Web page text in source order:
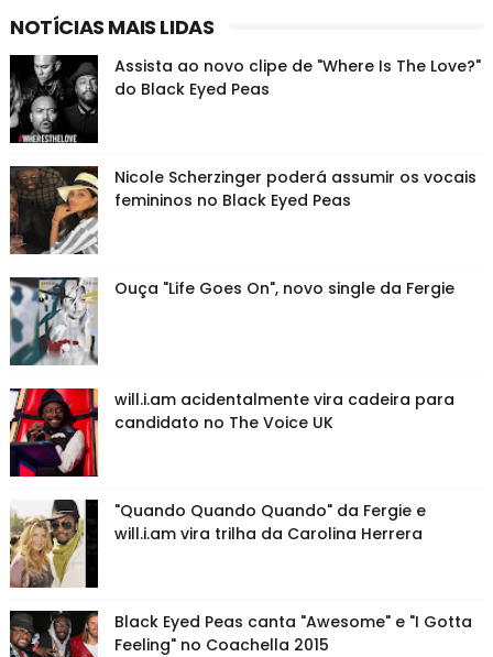
NOTÍCIAS MAIS LIDAS
Assista ao novo clipe de "Where Is The Love?"
do Black Eyed Peas
Nicole Scherzinger poderá assumir os vocais
femininos no Black Eyed Peas
Ouça "Life Goes On", novo single da Fergie
will.i.am acidentalmente vira cadeira para
candidato no The Voice UK
"Quando Quando Quando" da Fergie e
will.i.am vira trilha da Carolina Herrera
Black Eyed Peas canta "Awesome" e "I Gotta
Feeling" no Coachella 2015